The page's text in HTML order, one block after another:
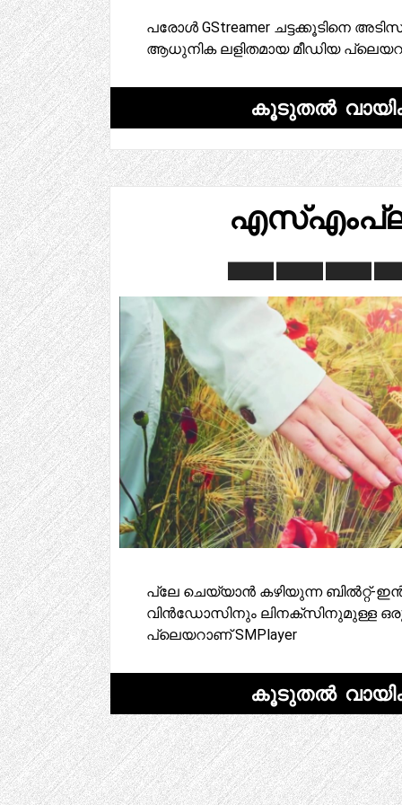
പരോൾ GStreamer ചട്ടക്കൂടിനെ
ആധുനിക ലളിതമായ മീഡിയ
കൂടുതൽ
പ്ലേ ചെയ്യാൻ കഴിയുന്ന ബിൽറ്റ്-
വിൻഡോസിനും ലിനക്സിനുമുള്ള
പ്ലെയറാണ് SMPlayer
കൂടുതൽ